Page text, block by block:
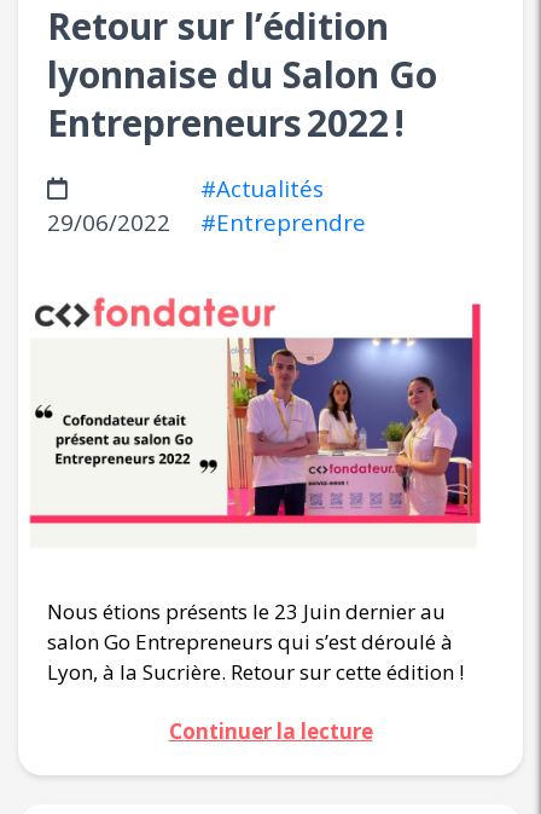
Retour sur l’édition
lyonnaise du Salon Go
Entrepreneurs 2022 !
29/06/2022
#Actualités
#Entreprendre
Nous étions présents le 23 Juin dernier au
salon Go Entrepreneurs qui s’est déroulé à
Lyon, à la Sucrière. Retour sur cette édition !
Continuer la lecture